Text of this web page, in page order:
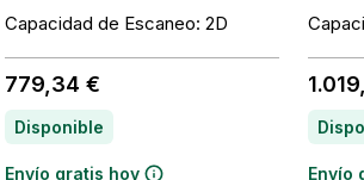
Capacidad de Escaneo: 2D
779,34 €
Disponible
Envío gratis hoy Envío